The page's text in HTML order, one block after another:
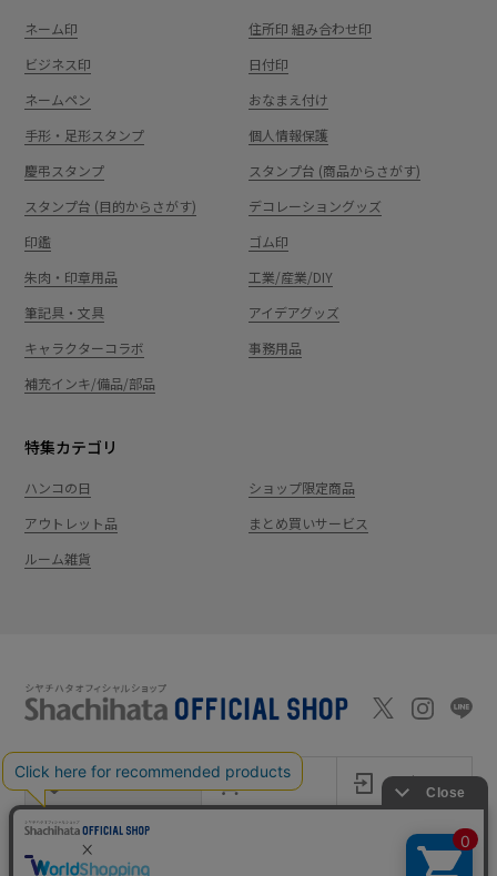
ネーム印
住所印 組み合わせ印
ビジネス印
日付印
ネームペン
おなまえ付け
手形・足形スタンプ
個人情報保護
慶弔スタンプ
スタンプ台 (商品からさがす)
スタンプ台 (目的からさがす)
デコレーショングッズ
印鑑
ゴム印
朱肉・印章用品
工業/産業/DIY
筆記具・文具
アイデアグッズ
キャラクターコラボ
事務用品
補充インキ/備品/部品
特集カテゴリ
ハンコの日
ショップ限定商品
アウトレット品
まとめ買いサービス
ルーム雑貨
新規会員登録 カート ログイン
ショッピングガイド
特定商取引法に基
プライバシーポ Monet